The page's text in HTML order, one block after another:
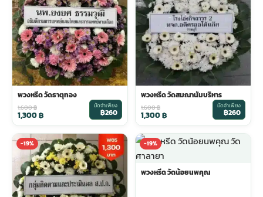
พวงหรีด วัดธาตุทอง
1,600฿
1,300฿
มัดจำเพียง
฿260
พวงหรีด วัดสมณานัมบริหาร
1,600฿
1,300฿
มัดจำเพียง
฿260
-19% -19%
พวงหรีด วัดน้อยนพคุณ